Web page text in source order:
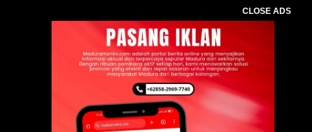
CLOSE ADS